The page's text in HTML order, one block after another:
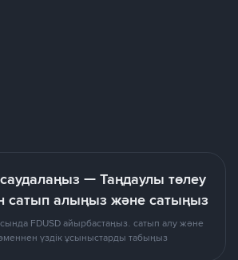
— Таңдаулы төлеу
сатып алыңыз және сатыңыз
FDUSD айырбастаңыз. сатып алу және
үздік ұсыныстарды табыңыз